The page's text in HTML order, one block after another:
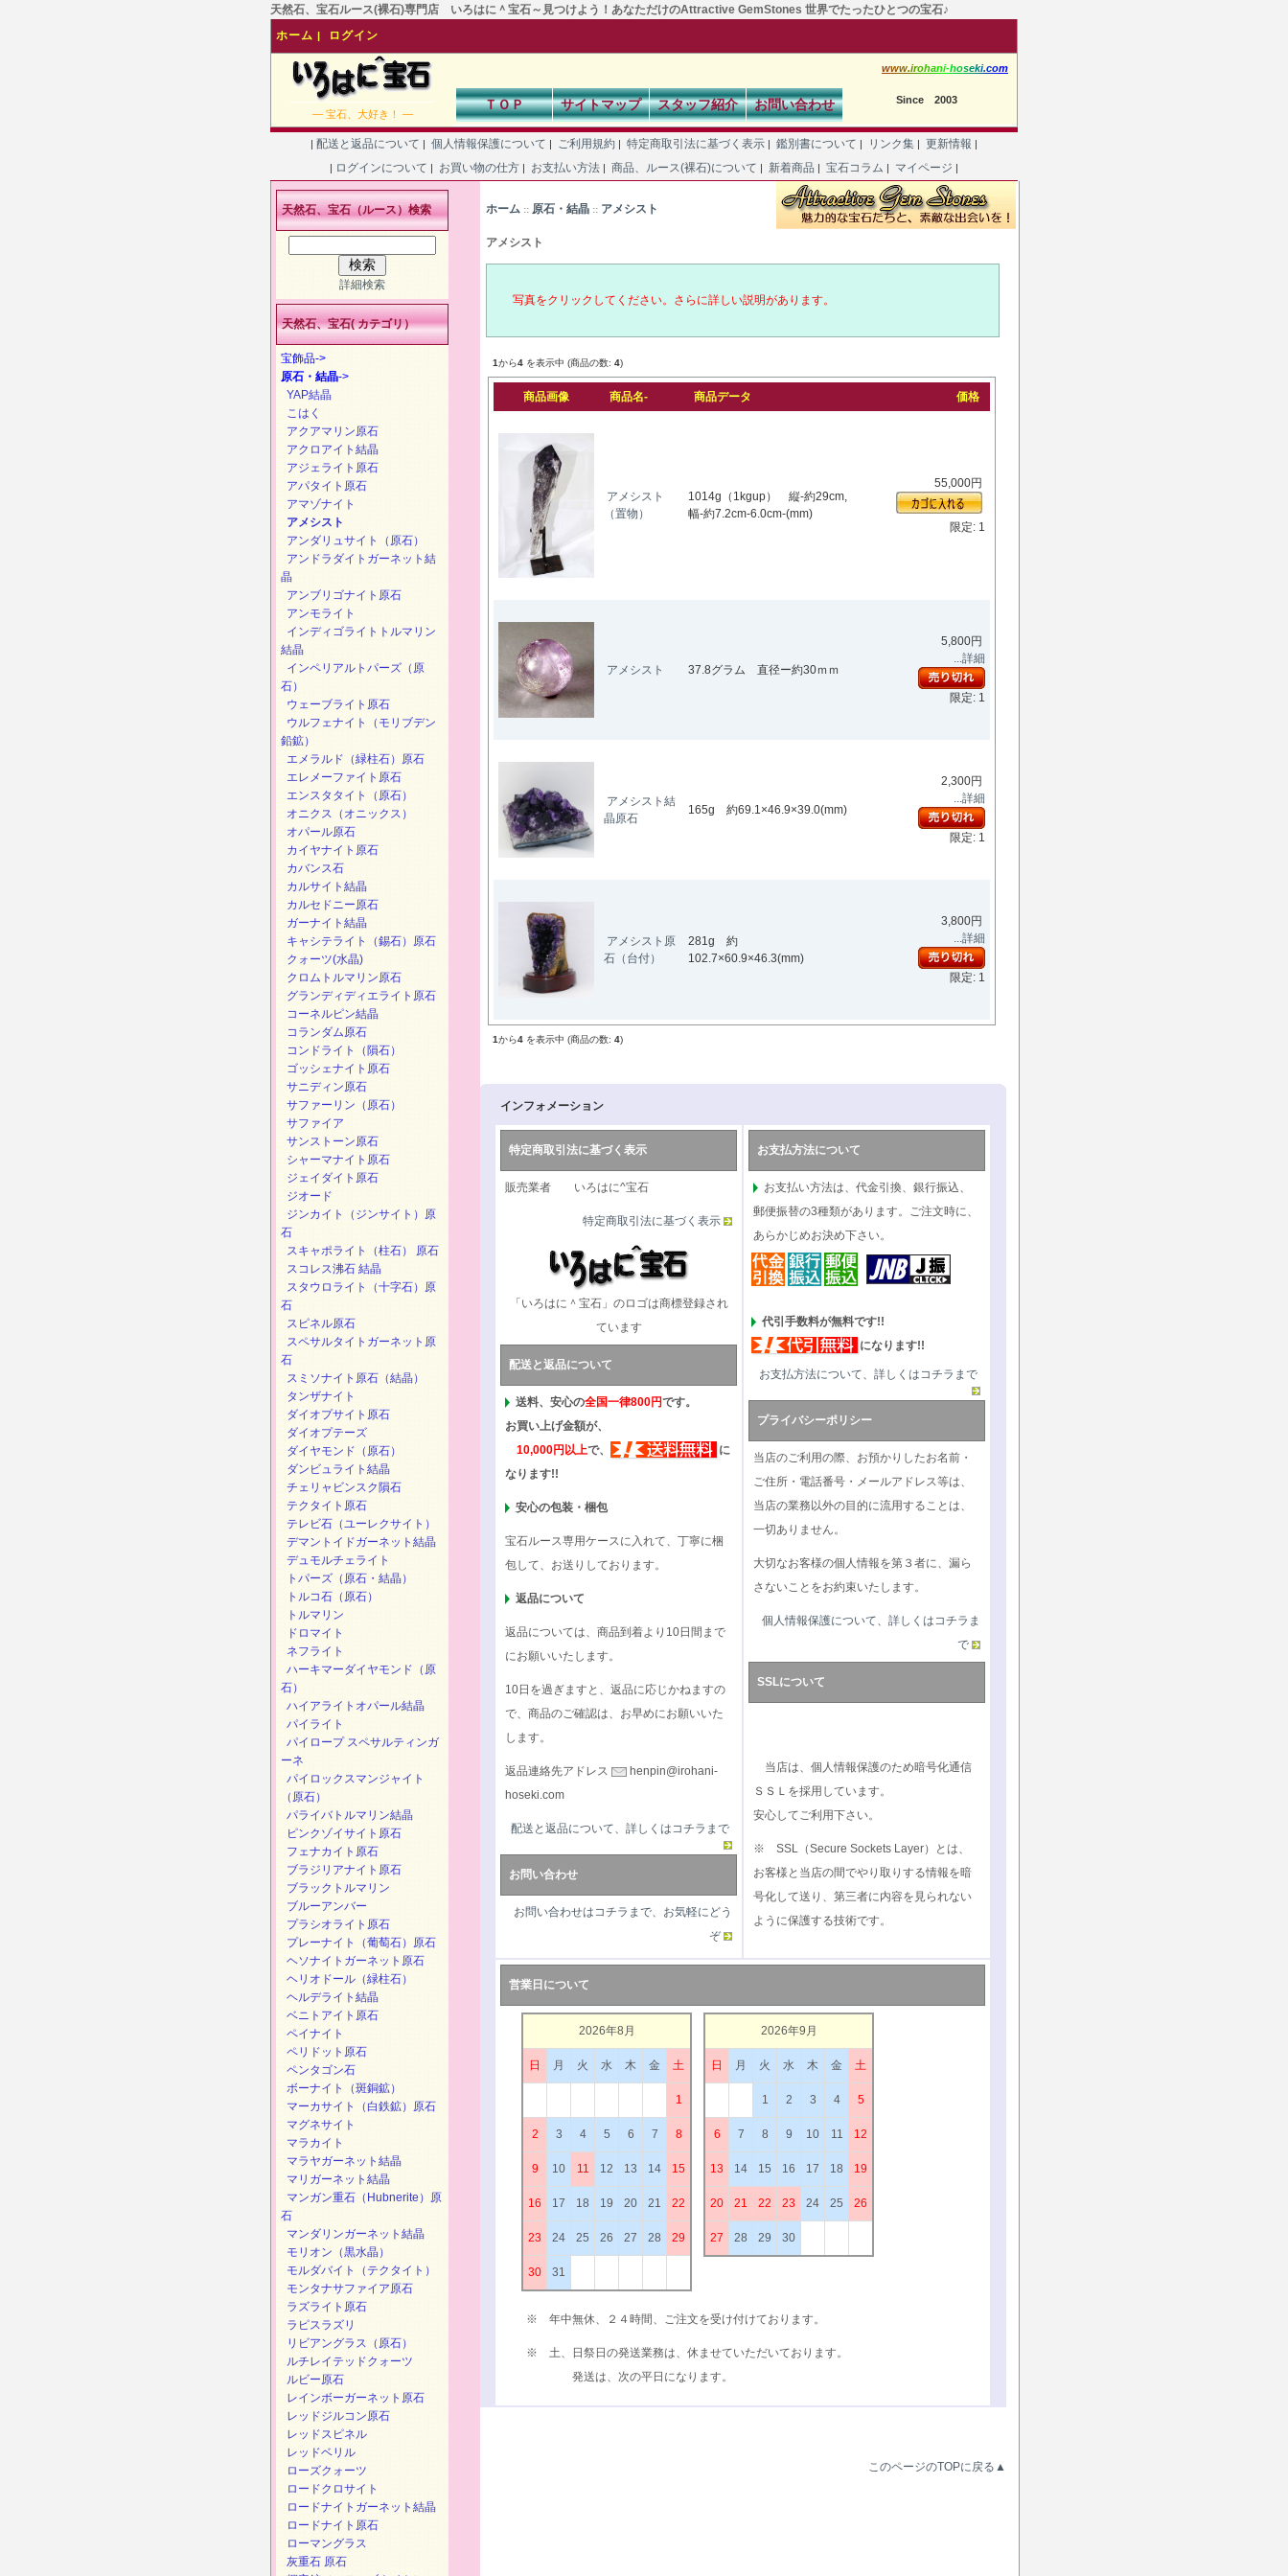
天然石、宝石ルース(裸石)専門店 いろはに＾宝石～見つけよう！あなただけのAttractive GemStones 世界でたったひとつの宝石♪
ホーム | ログイン
― 宝石、大好き！ ―
www.irohani-hoseki.com
ＴＯＰ サイトマップ スタッフ紹介 お問い合わせ Since 2003
| 配送と返品について | 個人情報保護について | ご利用規約 | 特定商取引法に基づく表示 | 鑑別書について | リンク集 | 更新情報 |
| ログインについて | お買い物の仕方 | お支払い方法 | 商品、ルース(裸石)について | 新着商品 | 宝石コラム | マイページ |
ホーム :: 原石・結晶 :: アメシスト
アメシスト
写真をクリックしてください。さらに詳しい説明があります。
1から4 を表示中 (商品の数: 4)
商品画像 商品名- 商品データ 価格
アメシスト
（置物）
1014g（1kgup） 縦-約29cm,
幅-約7.2cm-6.0cm-(mm)
55,000円
限定: 1
アメシスト 37.8グラム 直径ー約30ｍｍ
5,800円
...詳細
限定: 1
アメシスト結
晶原石
165g 約69.1×46.9×39.0(mm)
2,300円
...詳細
限定: 1
アメシスト原
石（台付）
281g 約
102.7×60.9×46.3(mm)
3,800円
...詳細
限定: 1
1から4 を表示中 (商品の数: 4)
インフォメーション
特定商取引法に基づく表示
販売業者 いろはに^宝石
特定商取引法に基づく表示
「いろはに＾宝石」のロゴは商標登録され
ています
配送と返品について
送料、安心の全国一律800円です。
お買い上げ金額が、
10,000円以上で、
に
なります!!
安心の包装・梱包
宝石ルース専用ケースに入れて、丁寧に梱
包して、お送りしております。
返品について
返品については、商品到着より10日間まで
にお願いいたします。
10日を過ぎますと、返品に応じかねますの
で、商品のご確認は、お早めにお願いいた
します。
返品連絡先アドレス
henpin@irohani-
hoseki.com
配送と返品について、詳しくはコチラまで
お問い合わせ
お問い合わせはコチラまで、お気軽にどう
ぞ
お支払方法について
お支払い方法は、代金引換、銀行振込、
郵便振替の3種類があります。ご注文時に、
あらかじめお決め下さい。
代引手数料が無料です!!
になります!!
お支払方法について、詳しくはコチラまで
プライバシーポリシー
当店のご利用の際、お預かりしたお名前・
ご住所・電話番号・メールアドレス等は、
当店の業務以外の目的に流用することは、
一切ありません。
大切なお客様の個人情報を第３者に、漏ら
さないことをお約束いたします。
個人情報保護について、詳しくはコチラま
で
SSLについて
当店は、個人情報保護のため暗号化通信
ＳＳＬを採用しています。
安心してご利用下さい。
※ SSL（Secure Sockets Layer）とは、
お客様と当店の間でやり取りする情報を暗
号化して送り、第三者に内容を見られない
ように保護する技術です。
営業日について
2026年8月
日 月 火 水 木 金 土
1
2 3 4 5 6 7 8
9 10 11 12 13 14 15
16 17 18 19 20 21 22
23 24 25 26 27 28 29
30 31
2026年9月
日 月 火 水 木 金 土
1 2 3 4 5
6 7 8 9 10 11 12
13 14 15 16 17 18 19
20 21 22 23 24 25 26
27 28 29 30
※ 年中無休、２４時間、ご注文を受け付けております。
※ 土、日祭日の発送業務は、休ませていただいております。
発送は、次の平日になります。
このページのTOPに戻る▲
天然石、宝石（ルース）検索
詳細検索
天然石、宝石( カテゴリ）
宝飾品->
原石・結晶->
YAP結晶
こはく
アクアマリン原石
アクロアイト結晶
アジェライト原石
アパタイト原石
アマゾナイト
アメシスト
アンダリュサイト（原石）
アンドラダイトガーネット結
晶
アンブリゴナイト原石
アンモライト
インディゴライトトルマリン
結晶
インペリアルトパーズ（原
石）
ウェーブライト原石
ウルフェナイト（モリブデン
鉛鉱）
エメラルド（緑柱石）原石
エレメーファイト原石
エンスタタイト（原石）
オニクス（オニックス）
オパール原石
カイヤナイト原石
カバンス石
カルサイト結晶
カルセドニー原石
ガーナイト結晶
キャシテライト（錫石）原石
クォーツ(水晶)
クロムトルマリン原石
グランディディエライト原石
コーネルピン結晶
コランダム原石
コンドライト（隕石）
ゴッシェナイト原石
サニディン原石
サファーリン（原石）
サファイア
サンストーン原石
シャーマナイト原石
ジェイダイト原石
ジオード
ジンカイト（ジンサイト）原
石
スキャポライト（柱石） 原石
スコレス沸石 結晶
スタウロライト（十字石）原
石
スピネル原石
スペサルタイトガーネット原
石
スミソナイト原石（結晶）
タンザナイト
ダイオプサイト原石
ダイオプテーズ
ダイヤモンド（原石）
ダンビュライト結晶
チェリャビンスク隕石
テクタイト原石
テレビ石（ユーレクサイト）
デマントイドガーネット結晶
デュモルチェライト
トパーズ（原石・結晶）
トルコ石（原石）
トルマリン
ドロマイト
ネフライト
ハーキマーダイヤモンド（原
石）
ハイアライトオパール結晶
パイライト
パイロープ スペサルティンガ
ーネ
パイロックスマンジャイト
（原石）
パライバトルマリン結晶
ピンクゾイサイト原石
フェナカイト原石
ブラジリアナイト原石
ブラックトルマリン
ブルーアンバー
プラシオライト原石
プレーナイト（葡萄石）原石
ヘソナイトガーネット原石
ヘリオドール（緑柱石）
ヘルデライト結晶
ベニトアイト原石
ペイナイト
ペリドット原石
ペンタゴン石
ボーナイト（斑銅鉱）
マーカサイト（白鉄鉱）原石
マグネサイト
マラカイト
マラヤガーネット結晶
マリガーネット結晶
マンガン重石（Hubnerite）原
石
マンダリンガーネット結晶
モリオン（黒水晶）
モルダバイト（テクタイト）
モンタナサファイア原石
ラズライト原石
ラピスラズリ
リビアングラス（原石）
ルチレイテッドクォーツ
ルビー原石
レインボーガーネット原石
レッドジルコン原石
レッドスピネル
レッドベリル
ローズクォーツ
ロードクロサイト
ロードナイトガーネット結晶
ロードナイト原石
ローマングラス
灰重石 原石